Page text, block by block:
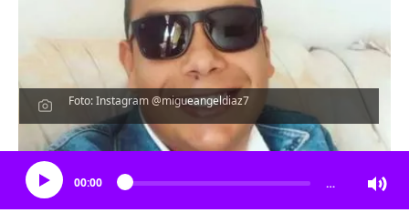
Foto: Instagram @migueangeldiaz7
Escucha el artículo
00:00 …